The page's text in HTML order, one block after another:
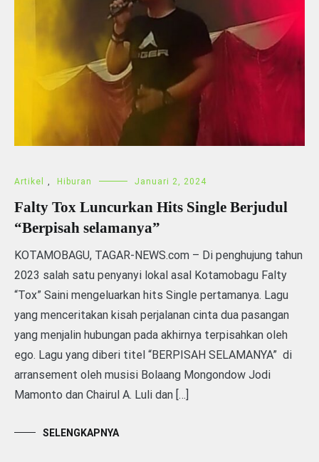
Artikel , Hiburan Januari 2, 2024
Falty Tox Luncurkan Hits Single Berjudul
“Berpisah selamanya”
KOTAMOBAGU, TAGAR-NEWS.com – Di penghujung tahun
2023 salah satu penyanyi lokal asal Kotamobagu Falty
“Tox” Saini mengeluarkan hits Single pertamanya. Lagu
yang menceritakan kisah perjalanan cinta dua pasangan
yang menjalin hubungan pada akhirnya terpisahkan oleh
ego. Lagu yang diberi titel “BERPISAH SELAMANYA” di
arransement oleh musisi Bolaang Mongondow Jodi
Mamonto dan Chairul A. Luli dan […]
SELENGKAPNYA